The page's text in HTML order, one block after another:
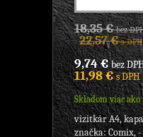
18,35 €bez
22,57 €s DPH
9,74 €bez
11,98 €s DPH
Skladom viac ako
vizitkár A4,
značka: Comix,